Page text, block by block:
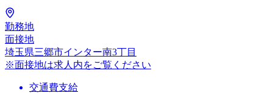
勤務地
面接地
埼玉県三郷市インター南3丁目
※面接地は求人内をご覧ください
交通費支給